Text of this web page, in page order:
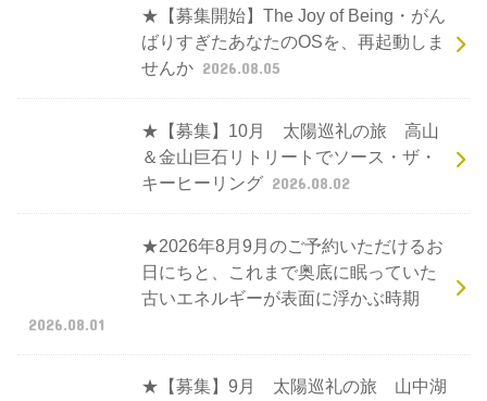
★【募集開始】The Joy of Being・がん
ばりすぎたあなたのOSを、再起動しま
せんか 2026.08.05
★【募集】10月 太陽巡礼の旅 高山
＆金山巨石リトリートでソース・ザ・
キーヒーリング 2026.08.02
★2026年8月9月のご予約いただけるお
日にちと、これまで奥底に眠っていた
古いエネルギーが表面に浮かぶ時期
2026.08.01
★【募集】9月 太陽巡礼の旅 山中湖